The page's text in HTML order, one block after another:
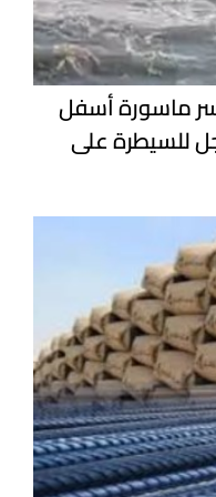
ماسورة أسفل
للسيطرة على